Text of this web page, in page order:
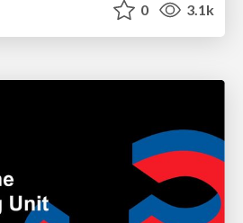
0 3.1k